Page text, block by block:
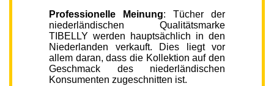
Professionelle Meinung: Tücher der
niederländischen Qualitätsmarke
TIBELLY werden hauptsächlich in den
Niederlanden verkauft. Dies liegt vor
allem daran, dass die Kollektion auf den
Geschmack des niederländischen
Konsumenten zugeschnitten ist.